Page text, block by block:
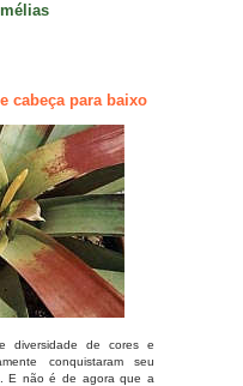
cabeça para baixo
diversidade de cores e
conquistaram seu
E não é de agora que a